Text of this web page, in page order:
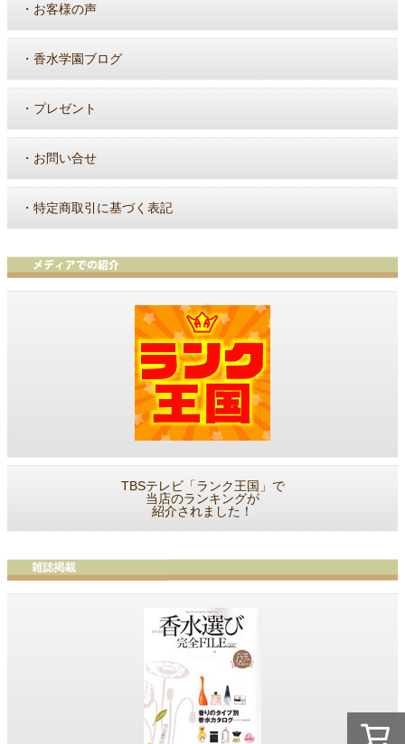
・ お客様の声
・ 香水学園ブログ
・ プレゼント
・ お問い合せ
・ 特定商取引に基づく表記
TBSテレビ「ランク王国」で
当店のランキングが
紹介されました！